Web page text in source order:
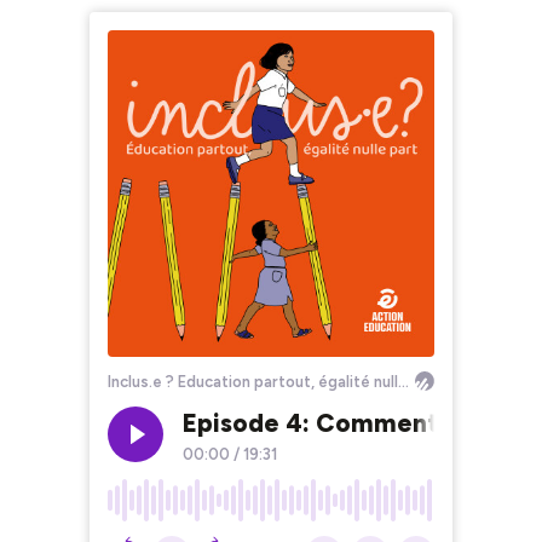
Inclus.e ? Education partout, égalité nulle part
Episode 4: Comment
00:00 / 19:31